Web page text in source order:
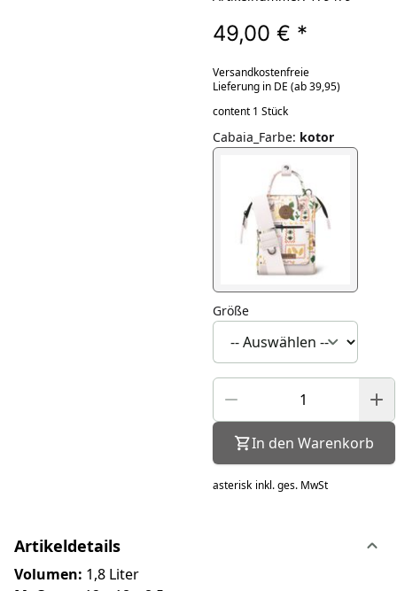
49,00 € *
Versandkostenfreie
Lieferung in DE (ab 39,95)
content 1 Stück
Cabaia_Farbe: kotor
Größe
In den Warenkorb
asterisk inkl. ges. MwSt
Artikeldetails
Volumen: 1,8 Liter